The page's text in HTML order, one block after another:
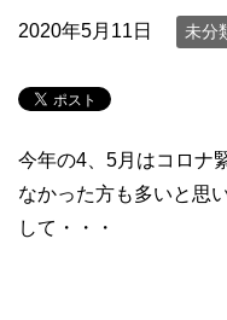
2020年5月11日 未分
今年の4、5月はコロナ
なかった方も多いと思
して・・・